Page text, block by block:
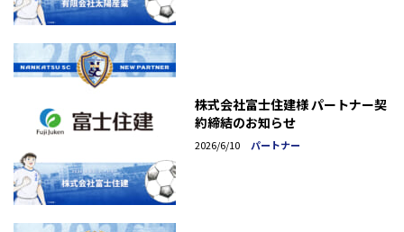
株式会社富士住建様 パートナー契
約締結のお知らせ
2026/6/10 パートナー